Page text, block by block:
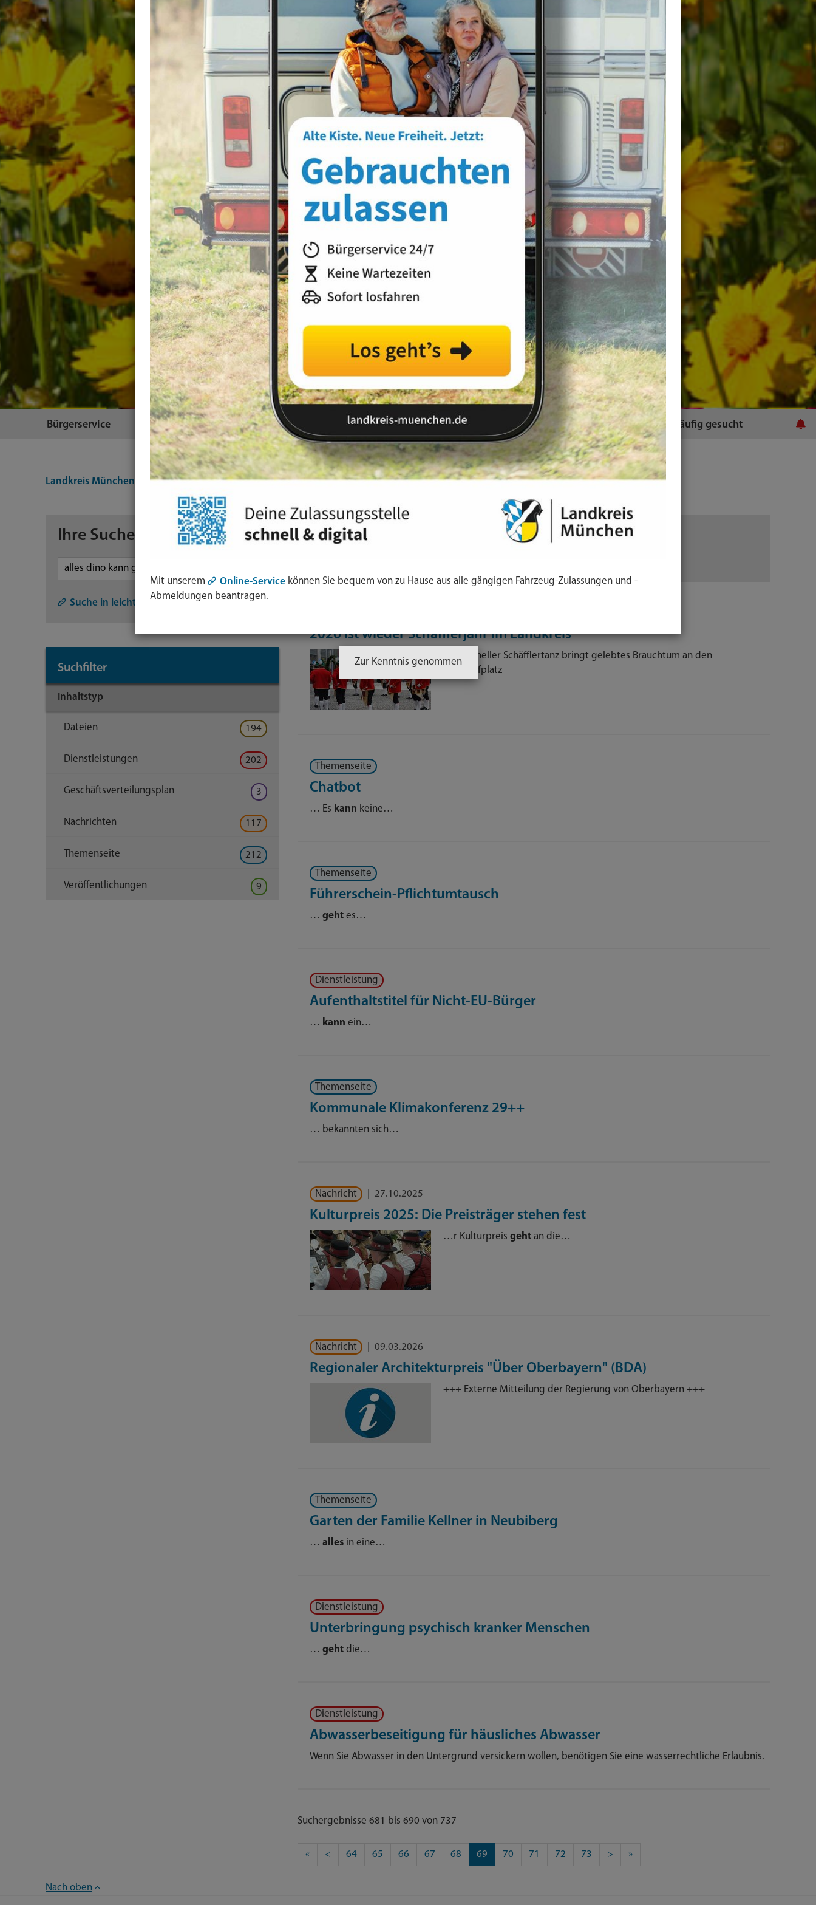
Bürgerservice Themen Landkreis Landratsamt Häufig gesucht
Landkreis München Suche
Ihre Suche
Symbol
Lupe:
absenden
Taste
Suche in leichter Sprache
Suchfilter
Inhaltstyp
Dateien 194
Dienstleistungen 202
Geschäftsverteilungsplan 3
Nachrichten 117
Themenseite 212
Veröffentlichungen 9
Sortierung: Datum
2026 ist wieder Schäfflerjahr im Landkreis
Traditioneller Schäfflertanz bringt gelebtes Brauchtum an den
Mariahilfplatz
Themenseite
Chatbot
… Es kann keine…
Themenseite
Führerschein-Pflichtumtausch
… gehtes…
Dienstleistung
Aufenthaltstitel für Nicht-EU-Bürger
… kann ein…
Themenseite
Kommunale Klimakonferenz 29++
… bekannten sich…
Nachricht 27.10.2025
Kulturpreis 2025: Die Preisträger stehen fest
…r Kulturpreis gehtan die…
Nachricht 09.03.2026
Regionaler Architekturpreis "Über Oberbayern" (BDA)
+++ Externe Mitteilung der Regierung von Oberbayern +++
Themenseite
Garten der Familie Kellner in Neubiberg
… allesin eine…
Dienstleistung
Unterbringung psychisch kranker Menschen
… gehtdie…
Dienstleistung
Abwasserbeseitigung für häusliches Abwasser
Wenn Sie Abwasser in den Untergrund versickern wollen, benötigen Sie eine wasserrechtliche Erlaubnis.
Suchergebnisse 681 bis 690 von 737
« < 64 65 66 67 68 69 70 71 72 73 > »
Nach oben
Mit unserem Online-Service können Sie bequem von zu Hause aus alle gängigen Fahrzeug-Zulassungen und -
Abmeldungen beantragen.
Zur Kenntnis genommen